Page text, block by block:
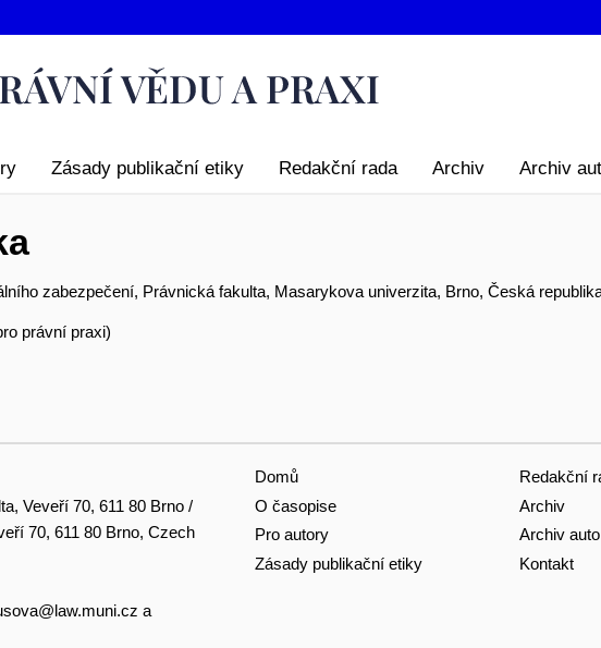
Zásady publikační etiky Redakční rada Archiv Archiv
zabezpečení, Právnická fakulta, Masarykova univerzita, Brno, Česká
právní praxi)
Veveří 70, 611 80 Brno /
70, 611 80 Brno, Czech
a
Domů
O časopise
Pro autory
Zásady publikační etiky
Redakční
Archiv
Archiv
Kontakt